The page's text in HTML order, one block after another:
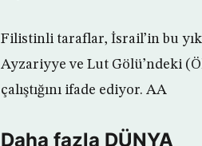
Filistinli taraflar, İsrail’in bu
Ayzariyye ve Lut Gölü’ndeki
çalıştığını ifade ediyor. AA
Daha fazla DÜNYA